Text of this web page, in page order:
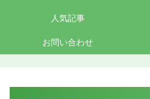
人気記事
お問い合わせ